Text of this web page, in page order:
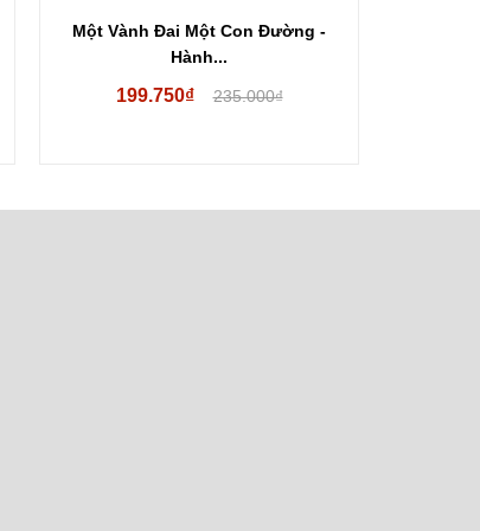
Một Vành Đai Một Con Đường -
Hành...
199.750₫ 235.000₫